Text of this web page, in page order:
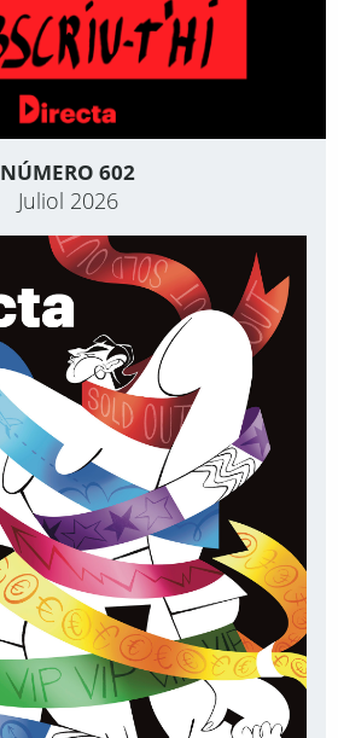
NÚMERO 602
Juliol 2026